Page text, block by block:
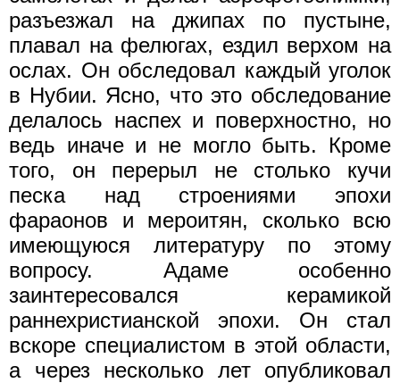
разъезжал на джипах по пустыне,
плавал на фелюгах, ездил верхом на
ослах. Он обследовал каждый уголок
в Нубии. Ясно, что это обследование
делалось наспех и поверхностно, но
ведь иначе и не могло быть. Кроме
того, он перерыл не столько кучи
песка над строениями эпохи
фараонов и мероитян, сколько всю
имеющуюся литературу по этому
вопросу. Адаме особенно
заинтересовался керамикой
раннехристианской эпохи. Он стал
вскоре специалистом в этой области,
а через несколько лет опубликовал